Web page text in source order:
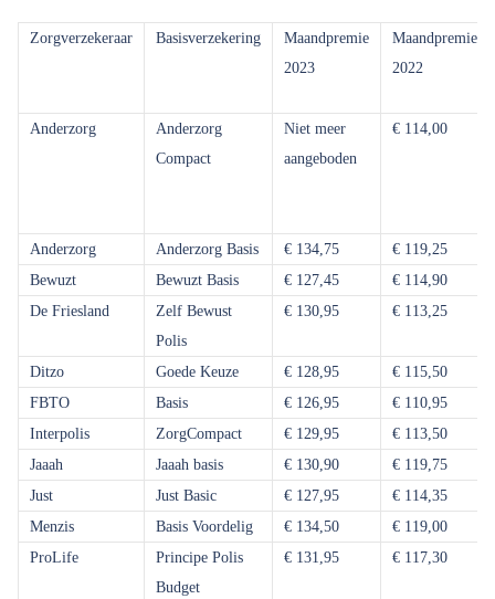
Zorgverzekeraar Basisverzekering
Maandpremie
2023
Maandpremie
2022
Anderzorg
Anderzorg
Compact
Niet meer
aangeboden
€ 114,00
Anderzorg Anderzorg Basis € 134,75
€ 119,25
Bewuzt
Bewuzt Basis € 127,45
€ 114,90
De Friesland
Zelf Bewust
Polis
€ 130,95 € 113,25
Ditzo Goede Keuze € 128,95
€ 115,50
FBTO
Basis € 126,95
€ 110,95
Interpolis
ZorgCompact € 129,95
€ 113,50
Jaaah
Jaaah basis € 130,90
€ 119,75
Just
Just Basic € 127,95
€ 114,35
Menzis
Basis Voordelig € 134,50
€ 119,00
ProLife
Principe Polis
Budget
€ 131,95 € 117,30